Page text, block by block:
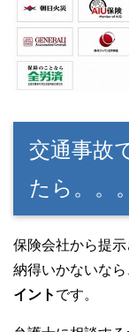
交通事故
たら。。。
保険会社から提
納得いかないなら
イント です。